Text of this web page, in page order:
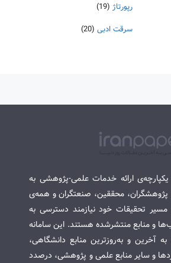
رپورتاژ (19)
سرقت ادبی (20)
یکپارچه‌ی ارائه خدمات علمی-پژوهشی به
پژوهشگران، محققین، صنعتگران و همه‌ی
تحقیقات خود نیازمند دسترسی به
و منابع منتشرشده هستند. این سامانه
آخرین و به‌روزترین منابع دانشگاهی،
و سایر منابع علمی و پژوهشی، درصدد